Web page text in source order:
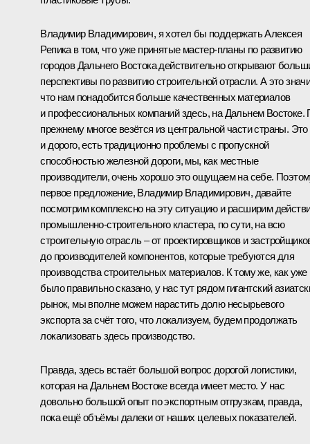
Владимир Владимирович, я хотел бы поддержать Алексея
Репика в том, что уже принятые мастер-планы по развитию
городов Дальнего Востока действительно открывают
перспективы по развитию строительной отрасли. А это
что нам понадобится больше качественных материалов
и профессиональных компаний здесь, на Дальнем Востоке.
прежнему многое везётся из центральной части страны. Это
и дорого, есть традиционно проблемы с пропускной
способностью железной дороги, мы, как местные
производители, очень хорошо это ощущаем на себе.
первое предложение, Владимир Владимирович, давайте
посмотрим комплексно на эту ситуацию и расширим
промышленно-строительного кластера, по сути, на всю
строительную отрасль – от проектировщиков и
до производителей компонентов, которые требуются для
производства строительных материалов. К тому же, как уже
было правильно сказано, у нас тут рядом гигантский
рынок, мы вполне можем нарастить долю несырьевого
экспорта за счёт того, что локализуем, будем продолжать
локализовать здесь производство.
Правда, здесь встаёт большой вопрос дорогой логистики,
которая на Дальнем Востоке всегда имеет место. У нас
довольно большой опыт по экспортным отгрузкам, правда,
пока ещё объёмы далеки от наших целевых показателей.